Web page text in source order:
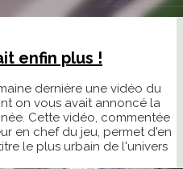
enfin plus !
dernière une vidéo du
on vous avait annoncé la
Cette vidéo, commentée
en chef du jeu, permet d'en
le plus urbain de l'univers